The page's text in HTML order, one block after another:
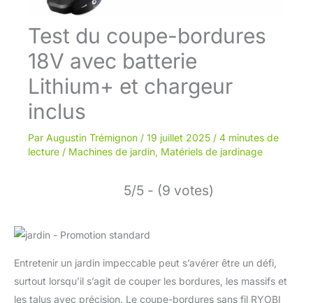
Test du coupe-bordures
18V avec batterie
Lithium+ et chargeur
inclus
Par Augustin Trémignon / 19 juillet 2025 / 4 minutes de
lecture / Machines de jardin, Matériels de jardinage
5/5 - (9 votes)
Entretenir un jardin impeccable peut s’avérer être un défi,
surtout lorsqu’il s’agit de couper les bordures, les massifs et
les talus avec précision. Le coupe-bordures sans fil RYOBI